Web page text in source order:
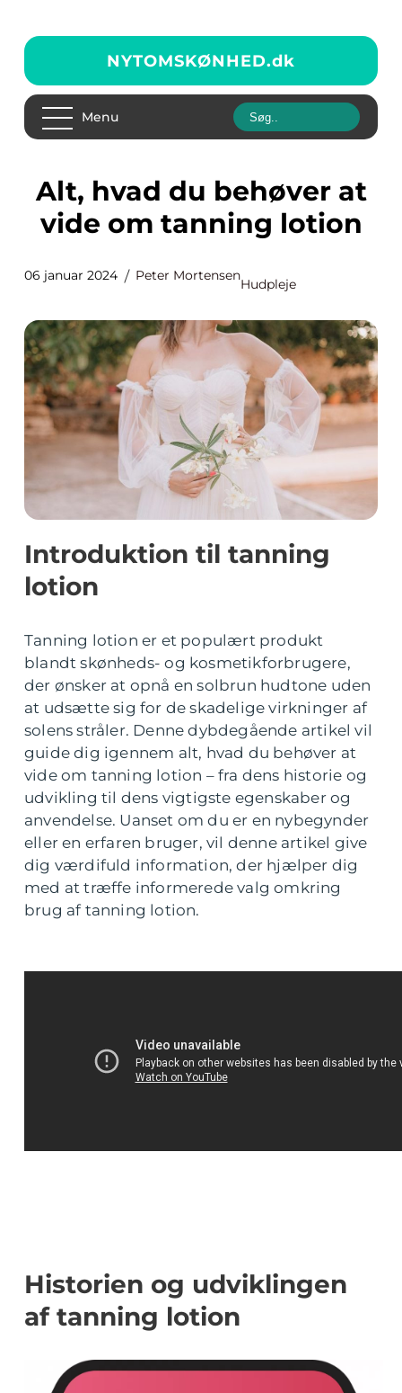
NYTOMSKØNHED.dk
Menu
Alt, hvad du behøver at
vide om tanning lotion
06 januar 2024 Peter Mortensen
Hudpleje
Introduktion til tanning
lotion
Tanning lotion er et populært produkt
blandt skønheds- og kosmetikforbrugere,
der ønsker at opnå en solbrun hudtone uden
at udsætte sig for de skadelige virkninger af
solens stråler. Denne dybdegående artikel vil
guide dig igennem alt, hvad du behøver at
vide om tanning lotion – fra dens historie og
udvikling til dens vigtigste egenskaber og
anvendelse. Uanset om du er en nybegynder
eller en erfaren bruger, vil denne artikel give
dig værdifuld information, der hjælper dig
med at træffe informerede valg omkring
brug af tanning lotion.
Historien og udviklingen
af tanning lotion